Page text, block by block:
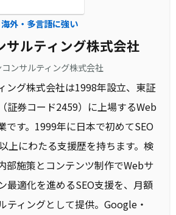
海外・多言語に強い
サルティング株式会社
ンサルティング株式会社
ング株式会社は1998年設立、東証
証券コード2459）に上場するWeb
です。1999年に日本で初めてSEO
上にわたる支援歴を持ちます。検
部施策とコンテンツ制作でWebサ
最適化を進めるSEO支援を、月額
ティングとして提供。Google・